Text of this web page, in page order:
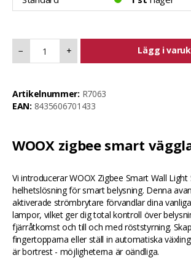
WOOX zigbee smart
Vi introducerar WOOX Zigbee Smart Wall Light
helhetslösning för smart belysning. Denna
aktiverade strömbrytare förvandlar dina
lampor, vilket ger dig total kontroll över
fjärråtkomst och till och med röststyrning.
fingertopparna eller ställ in automatiska
är bortrest - möjligheterna är oändliga.
− + Lägg i
Artikelnummer: R7063
EAN: 8435606701433